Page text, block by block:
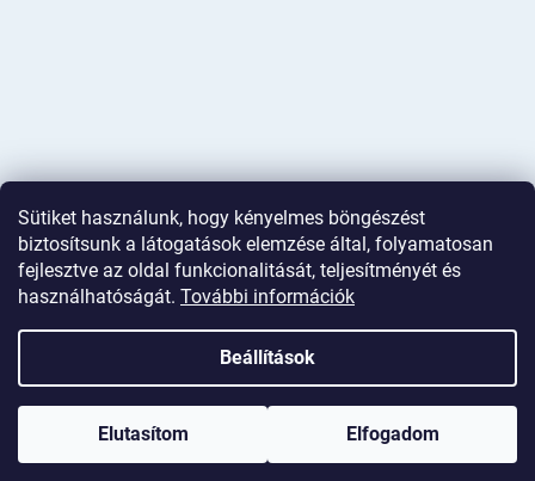
Sütiket használunk, hogy kényelmes böngészést
biztosítsunk a látogatások elemzése által, folyamatosan
fejlesztve az oldal funkcionalitását, teljesítményét és
használhatóságát. További információk
Beállítások
Elutasítom Elfogadom